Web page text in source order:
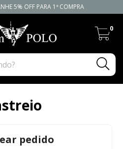
5% OFF PARA 1ª COMPRA
0
pedido